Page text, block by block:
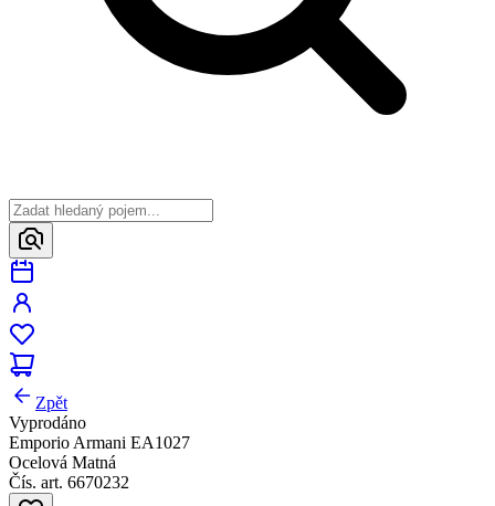
Zpět
Vyprodáno
Emporio Armani EA1027
Ocelová Matná
Čís. art. 6670232